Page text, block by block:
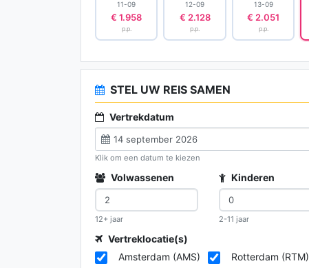
11-09
€ 1.958
p.p.
12-09
€ 2.128
p.p.
13-09
€ 2.051
p.p.
STEL UW REIS SAMEN
Vertrekdatum
Klik om een datum te kiezen
Volwassenen
12+ jaar
Kinderen
2-11 jaar
Vertreklocatie(s)
Amsterdam (AMS)
Rotterdam (RTM)